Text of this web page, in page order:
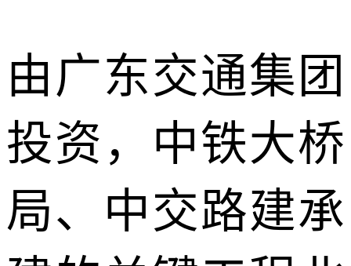
由广东交通集团
投资，中铁大桥
局、 中交路建承